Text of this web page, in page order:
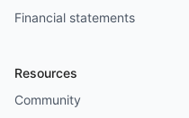
Financial statements
Resources
Community